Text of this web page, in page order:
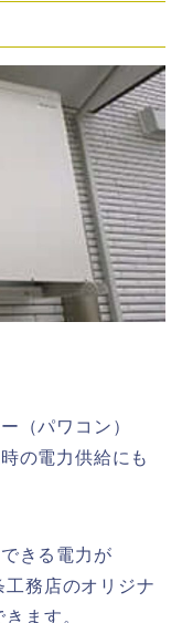
（パワコン）
の電力供給にも
きる電力が
務店のオリジナ
ます。